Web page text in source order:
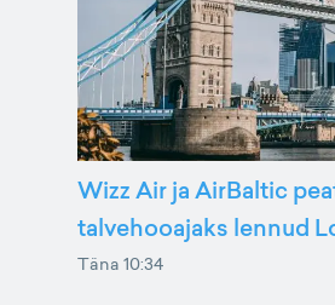
Wizz Air ja AirBaltic
talvehooajaks lennud
Täna 10:34